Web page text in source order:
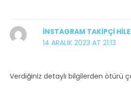
INSTAGRAM TAKIPÇI
14 ARALIK 2023 AT 21:13
Verdiğiniz detaylı bilgilerden ötürü